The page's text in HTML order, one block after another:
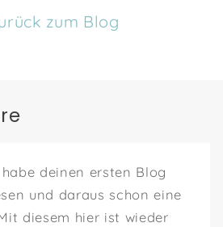
zum Blog
deinen ersten Blog
und daraus schon eine
diesem hier ist wieder